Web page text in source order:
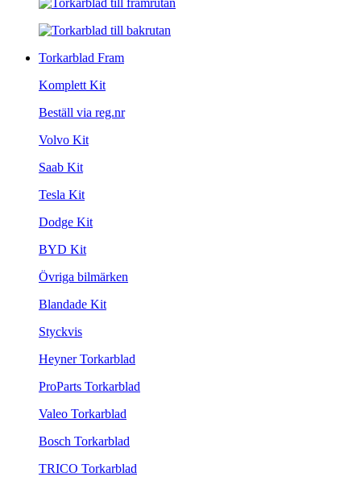
Torkarblad Fram
Komplett Kit
Beställ via reg.nr
Volvo Kit
Saab Kit
Tesla Kit
Dodge Kit
BYD Kit
Övriga bilmärken
Blandade Kit
Styckvis
Heyner Torkarblad
ProParts Torkarblad
Valeo Torkarblad
Bosch Torkarblad
TRICO Torkarblad